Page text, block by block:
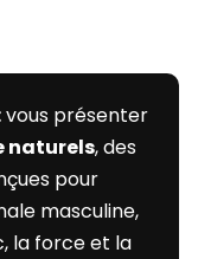
vous présenter
naturels, des
pour
masculine,
la force et la